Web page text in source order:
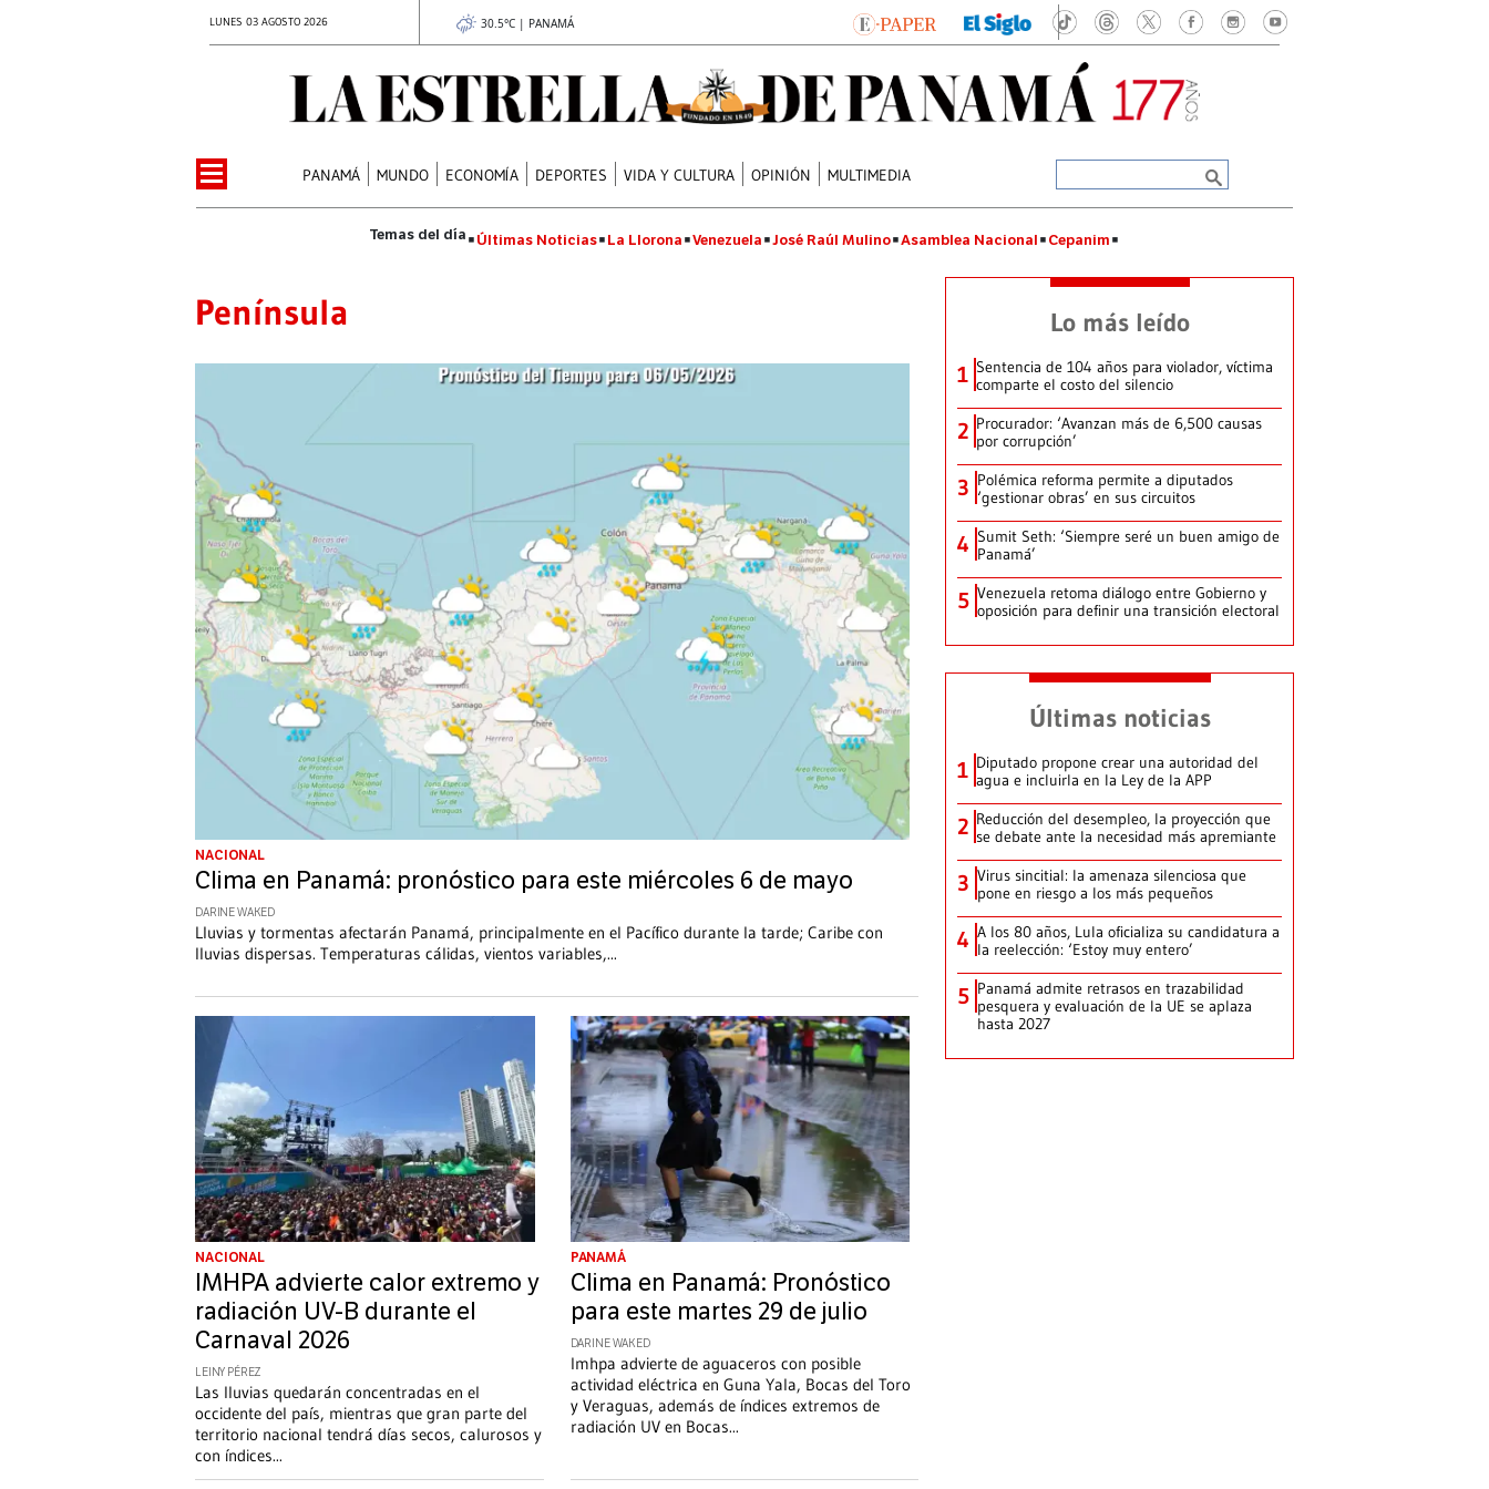
LUNES 03 AGOSTO 2026 30.5°C | PANAMÁ
PANAMÁ MUNDO ECONOMÍA DEPORTES VIDA Y CULTURA OPINIÓN MULTIMEDIA
Últimas Noticias La Llorona Venezuela José Raúl Mulino Asamblea Nacional Cepanim
Península
NACIONAL
Clima en Panamá: pronóstico para este miércoles 6 de mayo
DARINE WAKED
Lluvias y tormentas afectarán Panamá, principalmente en el Pacífico durante la tarde; Caribe con
lluvias dispersas. Temperaturas cálidas, vientos variables,...
NACIONAL
IMHPA advierte calor extremo y
radiación UV-B durante el
Carnaval 2026
LEINY PÉREZ
Las lluvias quedarán concentradas en el
occidente del país, mientras que gran parte del
territorio nacional tendrá días secos, calurosos y
con índices...
PANAMÁ
Clima en Panamá: Pronóstico
para este martes 29 de julio
DARINE WAKED
Imhpa advierte de aguaceros con posible
actividad eléctrica en Guna Yala, Bocas del Toro
y Veraguas, además de índices extremos de
radiación UV en Bocas...
Lo más leído
1 Sentencia de 104 años para violador, víctima
comparte el costo del silencio
2 Procurador: ‘Avanzan más de 6,500 causas
por corrupción’
3 Polémica reforma permite a diputados
‘gestionar obras’ en sus circuitos
4 Sumit Seth: ‘Siempre seré un buen amigo de
Panamá’
5 Venezuela retoma diálogo entre Gobierno y
oposición para definir una transición electoral
Últimas noticias
1 Diputado propone crear una autoridad del
agua e incluirla en la Ley de la APP
2 Reducción del desempleo, la proyección que
se debate ante la necesidad más apremiante
3 Virus sincitial: la amenaza silenciosa que
pone en riesgo a los más pequeños
4 A los 80 años, Lula oficializa su candidatura a
la reelección: ‘Estoy muy entero’
5 Panamá admite retrasos en trazabilidad
pesquera y evaluación de la UE se aplaza
hasta 2027